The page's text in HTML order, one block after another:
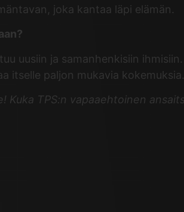
joka kantaa läpi elämän.
uusiin ja samanhenkisiin
itselle paljon mukavia kokemuksia.
Kuka TPS:n vapaaehtoinen